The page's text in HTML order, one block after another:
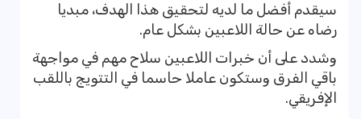
سيقدم أفضل ما لديه لتحقيق هذا الهدف، مبديا
رضاه عن حالة اللاعبين بشكل عام.
‏‎وشدد على أن خبرات اللاعبين سلاح مهم في مواجهة
باقي الفرق وستكون عاملا حاسما في التتويج باللقب
الإفريقي.